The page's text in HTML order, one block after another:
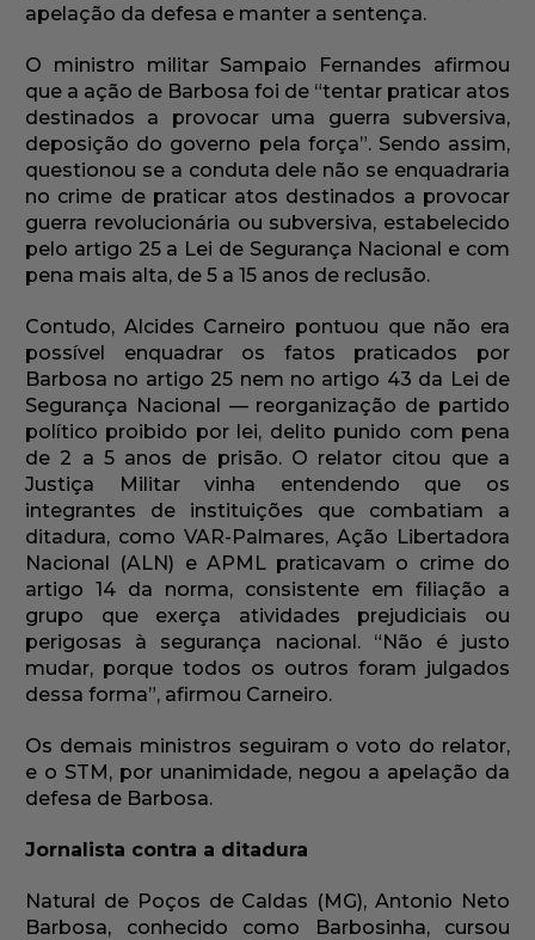
apelação da defesa e manter a sentença.
O ministro militar Sampaio Fernandes afirmou
que a ação de Barbosa foi de “tentar praticar atos
destinados a provocar uma guerra subversiva,
deposição do governo pela força”. Sendo assim,
questionou se a conduta dele não se enquadraria
no crime de praticar atos destinados a provocar
guerra revolucionária ou subversiva, estabelecido
pelo artigo 25 a Lei de Segurança Nacional e com
pena mais alta, de 5 a 15 anos de reclusão.
Contudo, Alcides Carneiro pontuou que não era
possível enquadrar os fatos praticados por
Barbosa no artigo 25 nem no artigo 43 da Lei de
Segurança Nacional — reorganização de partido
político proibido por lei, delito punido com pena
de 2 a 5 anos de prisão. O relator citou que a
Justiça Militar vinha entendendo que os
integrantes de instituições que combatiam a
ditadura, como VAR-Palmares, Ação Libertadora
Nacional (ALN) e APML praticavam o crime do
artigo 14 da norma, consistente em filiação a
grupo que exerça atividades prejudiciais ou
perigosas à segurança nacional. “Não é justo
mudar, porque todos os outros foram julgados
dessa forma”, afirmou Carneiro.
Os demais ministros seguiram o voto do relator,
e o STM, por unanimidade, negou a apelação da
defesa de Barbosa.
Jornalista contra a ditadura
Natural de Poços de Caldas (MG), Antonio Neto
Barbosa, conhecido como Barbosinha, cursou